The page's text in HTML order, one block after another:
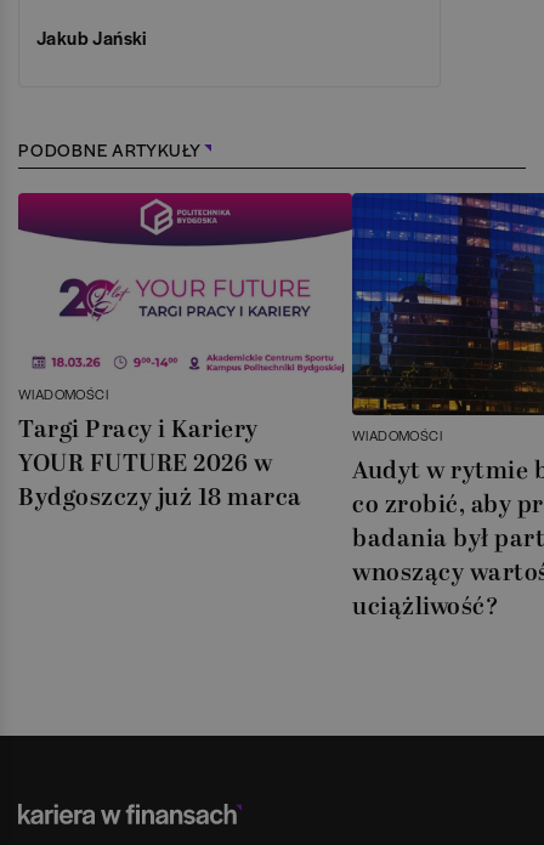
Jakub Jański
PODOBNE ARTYKUŁY
WIADOMOŚCI
Targi Pracy i Kariery
YOUR FUTURE 2026 w
Bydgoszczy już 18 marca
WIADOMOŚCI
Audyt w rytmie
co zrobić, aby
badania był
wnoszący
uciążliwość?